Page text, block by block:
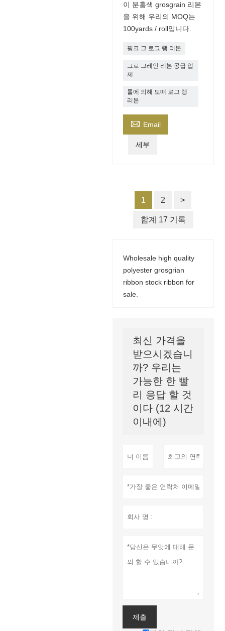
이 분홍색 grosgrain 리본
을 위해 우리의 MOQ는
100yards / roll입니다.
핑크 그 로그 랭 리본
그로 그레인 리본 공급 업
체
롤에 의해 도매 로그 랭
리본
 Email
세부
1 2 >
합계 17 기록
Wholesale high quality
polyester grosgrian
ribbon stock ribbon for
sale.
최신 가격을
받으시겠습니
까? 우리는
가능한 한 빨
리 응답 할 것
이다 (12 시간
이내에)
제출